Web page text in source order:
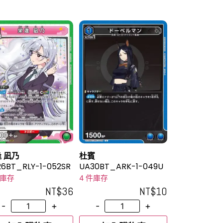
凪乃
1-052SR
存
NT$36
-
+
杜賓
UA30BT_ARK-1-049U
4 件庫存
NT$10
-
+